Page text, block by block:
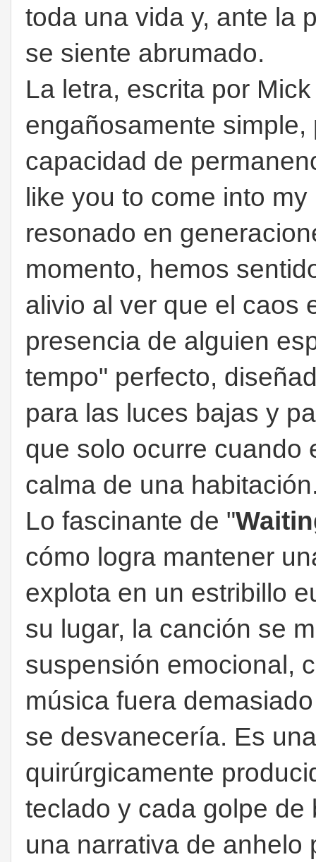
toda una vida y, ante la
se siente abrumado.
La letra, escrita por
engañosamente
capacidad de
like you to come into
resonado en
momento, hemos
alivio al ver que el caos
presencia de alguien
tempo" perfecto,
para las luces bajas y
que solo ocurre cuando
calma de una
Lo fascinante de "
cómo logra mantener
explota en un estribillo
su lugar, la canción se
suspensión emocional,
música fuera
se desvanecería. Es
quirúrgicamente
teclado y cada golpe
una narrativa de anhelo